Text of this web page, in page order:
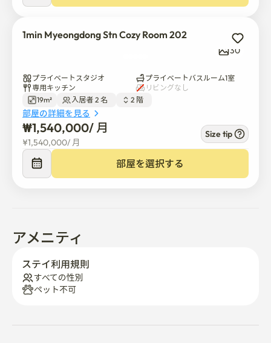
한 주거 공간을 만나보세요。 비즈니스 출장, 병원 방문, 혹은 서울
니다。
초역세권: 4호선 명동역에서 도보 1분 거리로 서울 어디든 빠르게
연결됩니다。
직주근접: 시청, 종로, 을지로 등 주요 업무 지구와 인접하여 출퇴근
이 매우 용이합니다。
풍부한 인프라: 주변의 다양한 맛집과 쇼핑 시설을 내 집 앞마당처
럼 누릴 수 있습니다。
경제적인 서울 살이가 가능합니다。
유닛을 운영하고 있습니다。
⚠️ 이용 안내 (필독)
개인 위생용품은 기본 제공되지 않습니다。
1min Myeongdong Stn Cozy Room 202
30
プライベートスタジオ
プライベートバスルーム1室
専用キッチン
リビングなし
19m²
入居者 2 名 2 階
部屋の詳細を見る
₩1,540,000/ 月
¥1,540,000/ 月
Size tip
部屋を選択する
アメニティ
ステイ利用規則
すべての性別
ペット不可